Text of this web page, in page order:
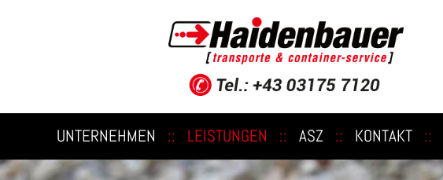
UNTERNEHMEN :: LEISTUNGEN :: ASZ :: KONTAKT ::